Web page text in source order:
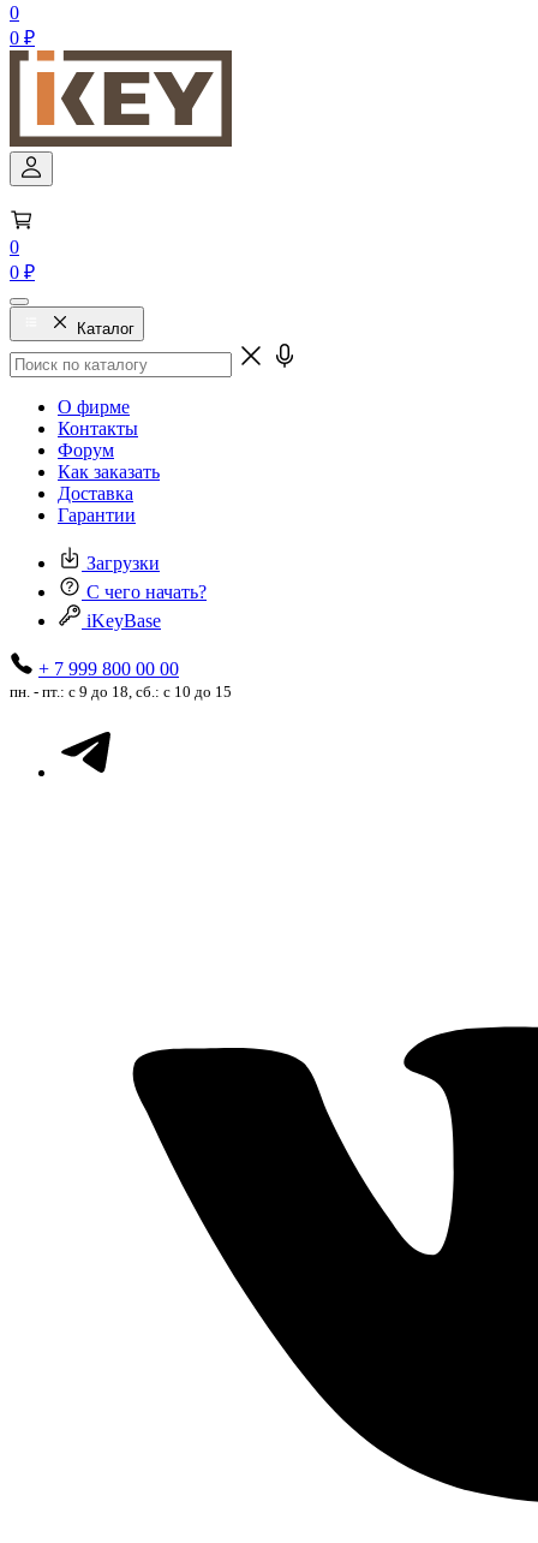
0
0 ₽
0
0 ₽
Каталог
О фирме
Контакты
Форум
Как заказать
Доставка
Гарантии
Загрузки
С чего начать?
iKeyBase
+ 7 999 800 00 00
пн. - пт.: с 9 до 18, сб.: с 10 до 15